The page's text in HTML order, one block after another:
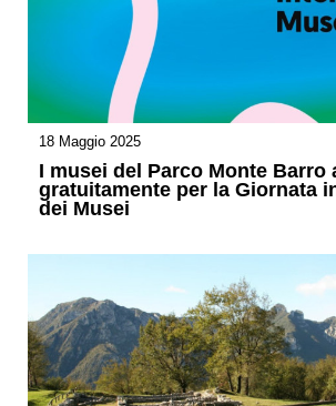
18 Maggio 2025
I musei del Parco Monte Barro
gratuitamente per la Giornata
dei Musei